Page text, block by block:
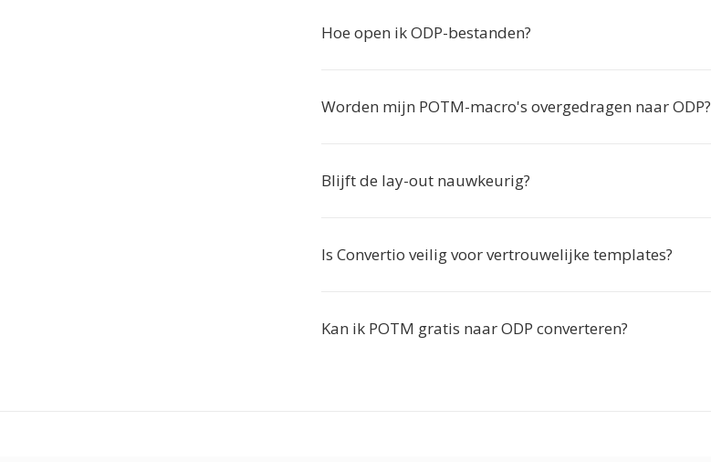
Hoe open ik ODP-bestanden?
Worden mijn POTM-macro's overgedragen naar ODP?
Blijft de lay-out nauwkeurig?
Is Convertio veilig voor vertrouwelijke templates?
Kan ik POTM gratis naar ODP converteren?